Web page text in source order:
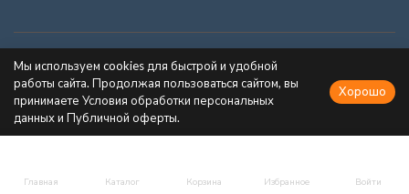
Главная Каталог Корзина Избранное Войти
Каталог товаров
Информация
Мы используем cookies для быстрой и удобной
работы сайта. Продолжая пользоваться сайтом, вы
принимаете Условия обработки персональных
данных и Публичной оферты.
Хорошо